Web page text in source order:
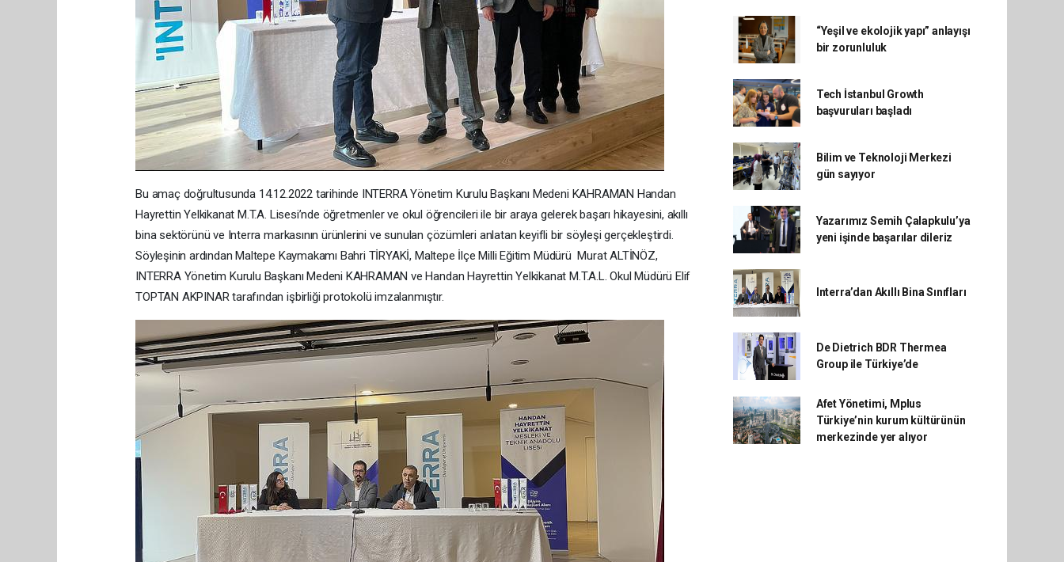
Bu amaç doğrultusunda 14.12.2022 tarihinde INTERRA Yönetim Kurulu Başkanı Medeni KAHRAMAN Handan
Hayrettin Yelkikanat M.T.A. Lisesi’nde öğretmenler ve okul öğrencileri ile bir araya gelerek başarı hikayesini, akıllı
bina sektörünü ve Interra markasının ürünlerini ve sunulan çözümleri anlatan keyifli bir söyleşi gerçekleştirdi.
Söyleşinin ardından Maltepe Kaymakamı Bahri TİRYAKİ, Maltepe İlçe Milli Eğitim Müdürü Murat ALTİNÖZ,
INTERRA Yönetim Kurulu Başkanı Medeni KAHRAMAN ve Handan Hayrettin Yelkikanat M.T.A.L. Okul Müdürü Elif
TOPTAN AKPINAR tarafından işbirliği protokolü imzalanmıştır.
“Yeşil ve ekolojik yapı” anlayışı
bir zorunluluk
Tech İstanbul Growth
başvuruları başladı
Bilim ve Teknoloji Merkezi
gün sayıyor
Yazarımız Semih Çalapkulu’ya
yeni işinde başarılar dileriz
Interra’dan Akıllı Bina Sınıfları
De Dietrich BDR Thermea
Group ile Türkiye’de
Afet Yönetimi, Mplus
Türkiye’nin kurum kültürünün
merkezinde yer alıyor